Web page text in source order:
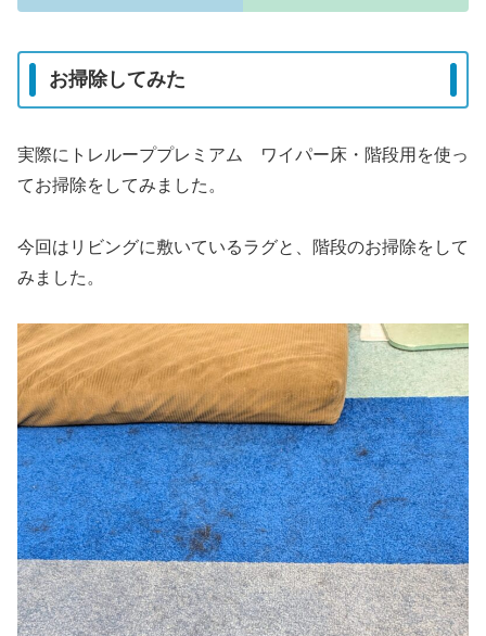
お掃除してみた
実際にトレループプレミアム ワイパー床・階段用を使っ
てお掃除をしてみました。
今回はリビングに敷いているラグと、階段のお掃除をして
みました。